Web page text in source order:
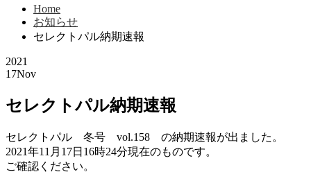
Home
お知らせ
セレクトパル納期速報
2021
17Nov
セレクトパル納期速報
セレクトパル 冬号 vol.158 の納期速報が出ました。
2021年11月17日16時24分現在のものです。
ご確認ください。